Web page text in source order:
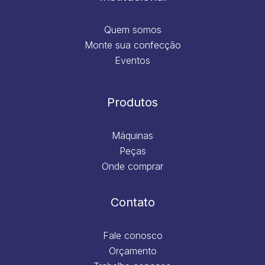
Quem somos
Monte sua confecção
Eventos
Produtos
Máquinas
Peças
Onde comprar
Contato
Fale conosco
Orçamento